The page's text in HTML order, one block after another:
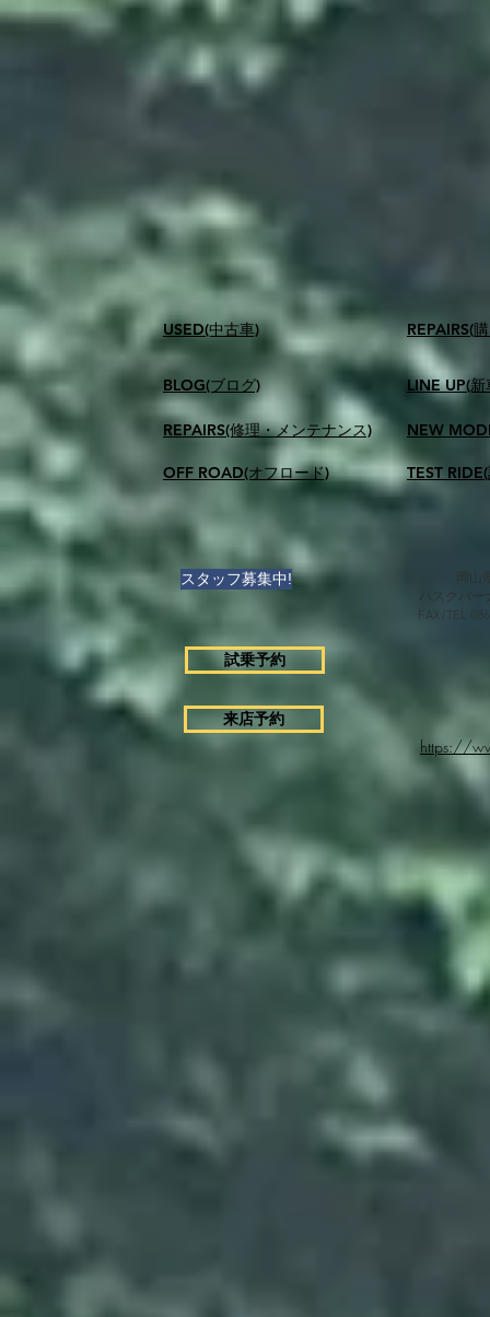
USED(中古車)
BLOG(ブログ)
REPAIRS(修理・メンテナンス)
OFF ROAD(オフロード)
​REPAIRS(
LINE UP(
NEW
TEST
スタッフ募集中!
試乗予約
来店予約
ハスクバ
FAX/TEL
https://